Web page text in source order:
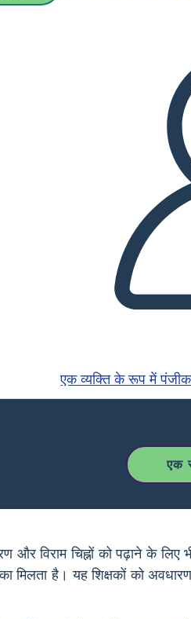
एक व्यक्ति के रूप में
एक
विराम चिह्नों को पढ़ाने के लिए
मिलता है। यह शिक्षकों को